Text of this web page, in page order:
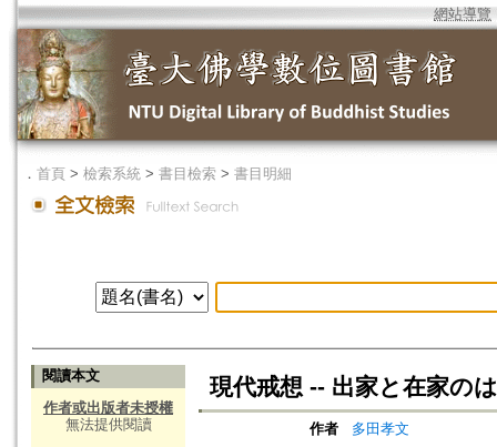
網站導覽
． 首頁 > 檢索系統 > 書目檢索 > 書目明細
閱讀本文
作者或出版者未授權
無法提供閱讀
現代戒想 -- 出家と在家の
作者
多田孝文